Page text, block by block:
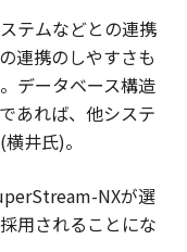
テムなどとの連携
連携のしやすさも
データベース構造
あれば、他システ
井氏)。
NXが選
用されることにな